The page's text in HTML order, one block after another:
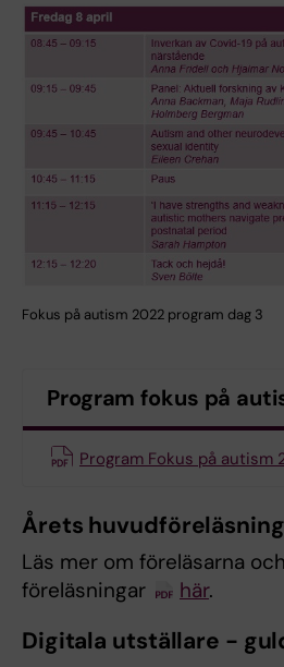
Fokus på autism 2022 program dag 3
Program fokus på
Program Fokus på autism
Årets
Läs mer om föreläsarna
föreläsningar
här.
Digitala utställare -